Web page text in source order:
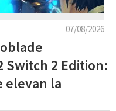
07/08/2026
Switch 2 Edition:
elevan la